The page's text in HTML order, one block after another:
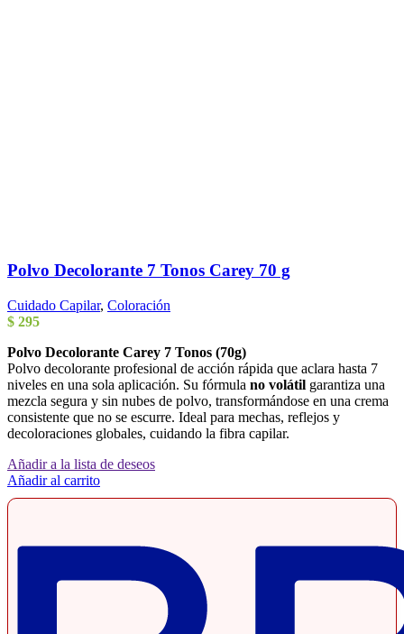
Polvo Decolorante 7 Tonos Carey 70 g
Cuidado Capilar, Coloración
$ 295
Polvo Decolorante Carey 7 Tonos (70g)
Polvo decolorante profesional de acción rápida que aclara hasta 7
niveles en una sola aplicación. Su fórmula no volátil garantiza una
mezcla segura y sin nubes de polvo, transformándose en una crema
consistente que no se escurre. Ideal para mechas, reflejos y
decoloraciones globales, cuidando la fibra capilar.
Añadir a la lista de deseos
Añadir al carrito